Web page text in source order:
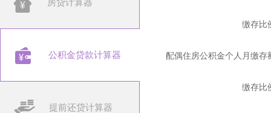
房贷计算器
公积金贷款计算器
提前还贷计算器
缴存比
配偶住房公积金个人月缴存
缴存比